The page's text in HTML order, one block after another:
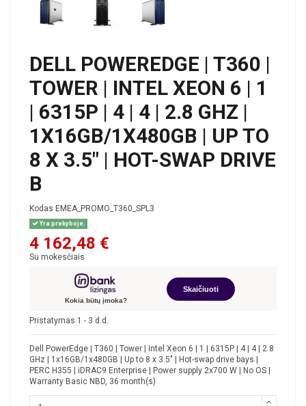
DELL POWEREDGE | T360 |
TOWER | INTEL XEON 6 | 1
| 6315P | 4 | 4 | 2.8 GHZ |
1X16GB/1X480GB | UP TO
8 X 3.5" | HOT-SWAP DRIVE
B
Kodas EMEA_PROMO_T360_SPL3
Yra prekyboje.
4 162,48 €
Su mokesčiais
Kokia būtų įmoka?
Skaičiuoti
Pristatymas 1 - 3 d.d.
Dell PowerEdge | T360 | Tower | Intel Xeon 6 | 1 | 6315P | 4 | 4 | 2.8
GHz | 1x16GB/1x480GB | Up to 8 x 3.5" | Hot-swap drive bays |
PERC H355 | iDRAC9 Enterprise | Power supply 2x700 W | No OS |
Warranty Basic NBD, 36 month(s)